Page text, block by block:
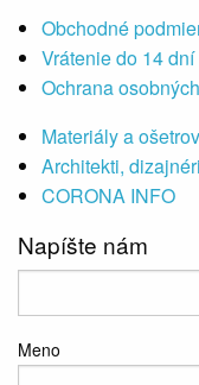
Obchodné
Vrátenie do 14 dní
Ochrana
Materiály a
Architekti, dizajnéri
CORONA INFO
Napíšte nám
Meno